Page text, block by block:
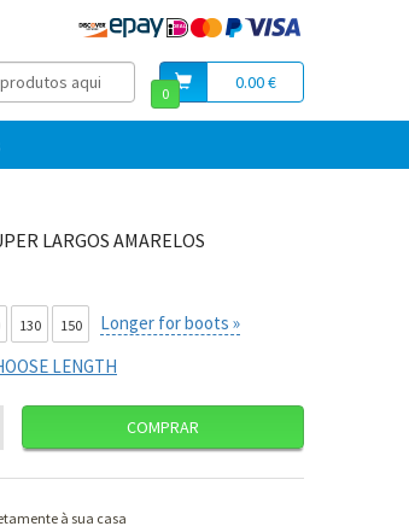
0.00 €
0
LARGOS AMARELOS
130 150
Longer for boots »
LENGTH
COMPRAR
à sua casa